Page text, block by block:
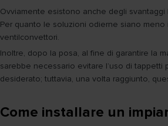
Ovviamente esistono anche degli
Per quanto le soluzioni odierne siano
ventilconvettori.
Inoltre, dopo la posa, al fine di garantire la
sarebbe necessario evitare l’uso di
desiderato; tuttavia, una volta raggiunto,
Come installare un